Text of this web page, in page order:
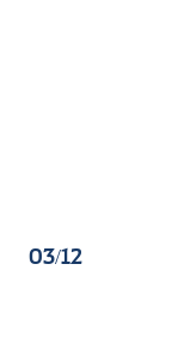
03/12